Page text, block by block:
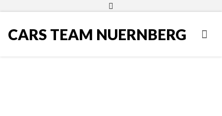
CARS TEAM NUERNBERG